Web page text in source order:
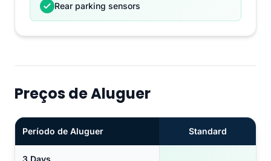
Rear parking sensors
Preços de Aluguer
Período de Aluguer Standard